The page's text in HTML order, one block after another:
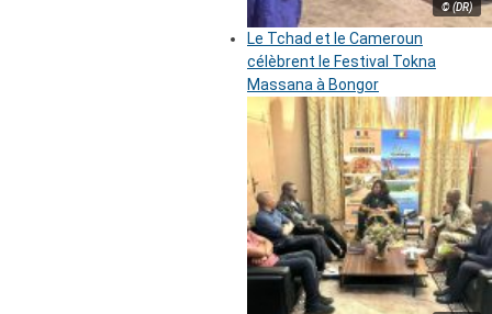
© (DR)
Le Tchad et le Cameroun
célèbrent le Festival Tokna
Massana à Bongor